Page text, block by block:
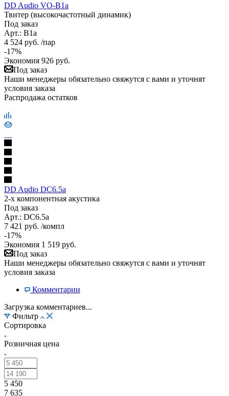
DD Audio VO-B1a
Твитер (высокочастотный динамик)
Под заказ
Арт.: В1a
4 524 руб. /пар
-17%
Экономия 926 руб.
Под заказ
Наши менеджеры обязательно свяжутся с вами и уточнят
условия заказа
Распродажа остатков
DD Audio DC6.5a
2-х компонентная акустика
Под заказ
Арт.: DC6.5a
7 421 руб. /компл
-17%
Экономия 1 519 руб.
Под заказ
Наши менеджеры обязательно свяжутся с вами и уточнят
условия заказа
Комментарии
Загрузка комментариев...
Фильтр
Сортировка
Розничная цена
5 450
7 635